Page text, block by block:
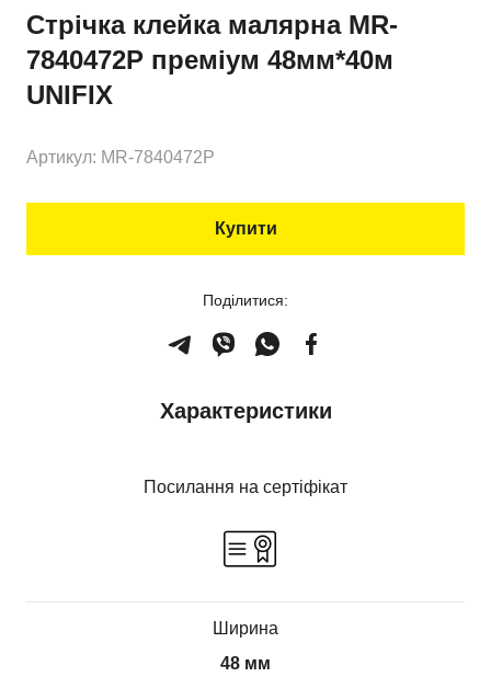
Стрічка клейка малярна MR-
7840472P преміум 48мм*40м
UNIFIX
Артикул: MR-7840472P
Купити
Поділитися:
Характеристики
Посилання на сертіфікат
Ширина
48 мм